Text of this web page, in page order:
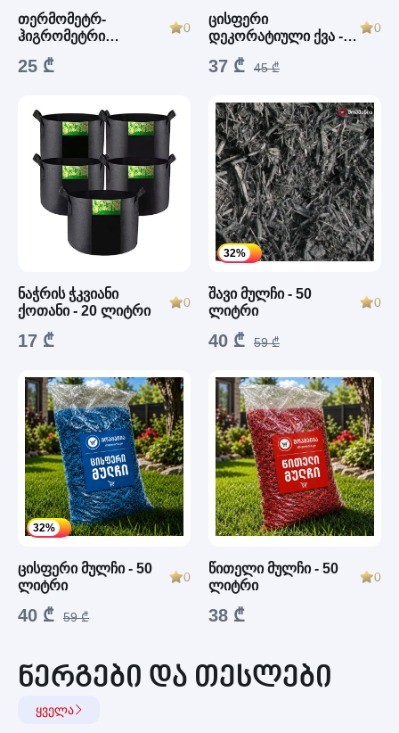
თერმომეტრ-
ჰიგრომეტრი
0
25 ₾
ცისფერი
დეკორატიული ქვა -
0
37 ₾ 45 ₾
ნაჭრის ჭკვიანი
ქოთანი - 20 ლიტრი
0
17 ₾
32%
შავი მულჩი - 50
ლიტრი
0
40 ₾ 59 ₾
32%
ცისფერი მულჩი - 50
ლიტრი
0
40 ₾ 59 ₾
წითელი მულჩი - 50
ლიტრი
0
38 ₾
ნერგები და თესლები
ყველა